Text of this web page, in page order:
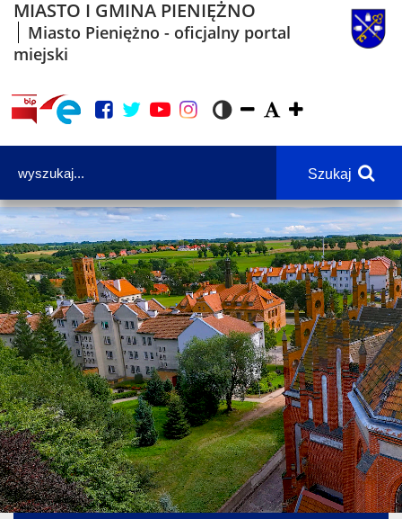
MIASTO I GMINA PIENIĘŻNO
Miasto Pieniężno - oficjalny portal
miejski
Szukaj